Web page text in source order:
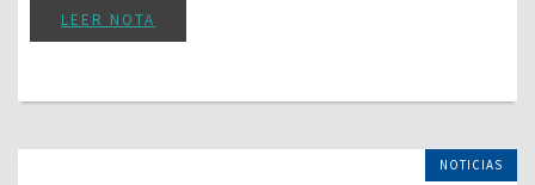
LEER NOTA
NOTICIAS